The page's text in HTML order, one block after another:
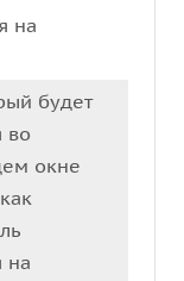
на
будет
во
окне
на